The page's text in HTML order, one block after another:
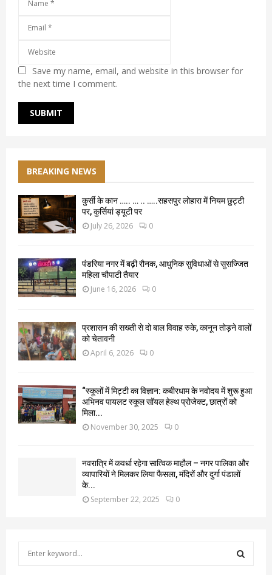
Save my name, email, and website in this browser for
the next time I comment.
BREAKING NEWS
कुर्सी के कान ….. … .. …..सहसपुर लोहारा में नियम छुट्टी
पर, कुर्सियां ड्यूटी पर
July 26, 2026 0
पंडरिया नगर में बढ़ी रौनक, आधुनिक सुविधाओं से सुसज्जित
महिला चौपाटी तैयार
June 16, 2026 0
प्रशासन की सख्ती से दो बाल विवाह रुके, कानून तोड़ने वालों
को चेतावनी
April 6, 2026 0
“स्कूलों में मिट्टी का विज्ञान: कबीरधाम के नवोदय में शुरू हुआ
अभिनव पायलट स्कूल सॉयल हेल्थ प्रोजेक्ट, छात्रों को
मिला...
November 30, 2025 0
नवरात्रि में कवर्धा रहेगा सात्विक माहौल – नगर पालिका और
व्यापारियों ने मिलकर लिया फैसला, मंदिरों और दुर्गा पंडालों
के...
September 22, 2025 0